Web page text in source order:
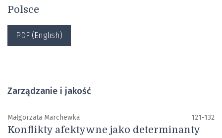
Polsce
PDF (English)
Zarządzanie i jakość
Małgorzata Marchewka 121-132
Konflikty afektywne jako determinanty